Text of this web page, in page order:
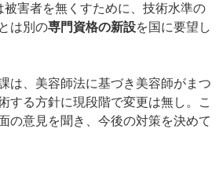
被害者を無くすために、技術水準の
は別の専門資格の新設を国に要望し
は、美容師法に基づき美容師がまつ
する方針に現段階で変更は無し。こ
の意見を聞き、今後の対策を決めて